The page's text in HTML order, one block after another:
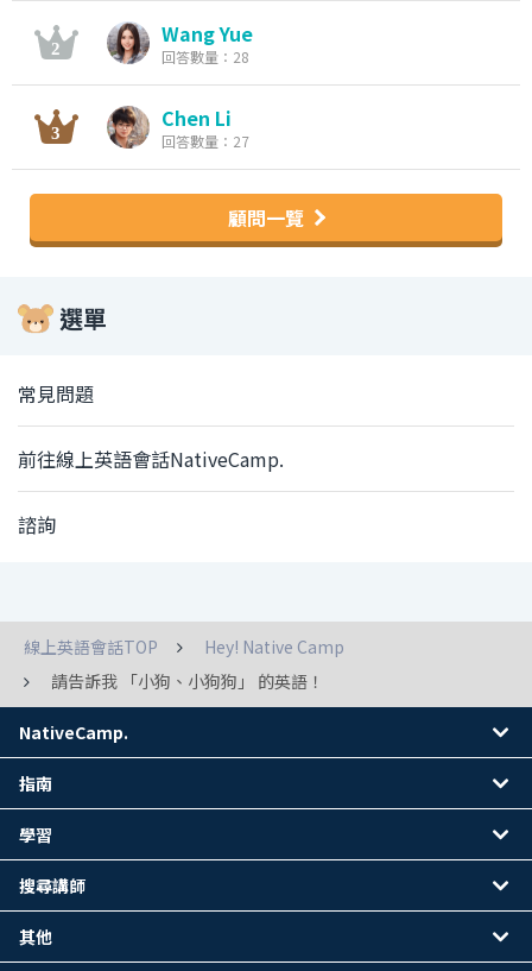
Wang Yue
回答數量：28
Chen Li
回答數量：27
顧問一覽
選單
常見問題
前往線上英語會話NativeCamp.
諮詢
線上英語會話TOP
Hey! Native Camp
請告訴我 「小狗、小狗狗」 的英語！
NativeCamp.
指南
學習
搜尋講師
其他